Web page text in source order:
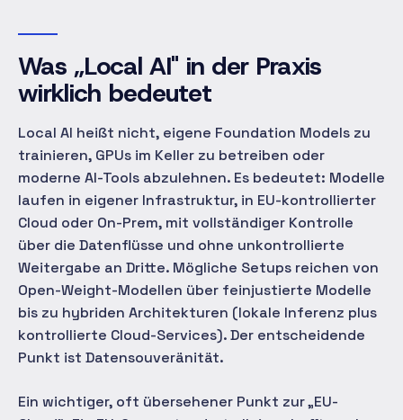
Was „Local AI" in der Praxis
wirklich bedeutet
Local AI heißt nicht, eigene Foundation Models zu
trainieren, GPUs im Keller zu betreiben oder
moderne AI-Tools abzulehnen. Es bedeutet: Modelle
laufen in eigener Infrastruktur, in EU-kontrollierter
Cloud oder On-Prem, mit vollständiger Kontrolle
über die Datenflüsse und ohne unkontrollierte
Weitergabe an Dritte. Mögliche Setups reichen von
Open-Weight-Modellen über feinjustierte Modelle
bis zu hybriden Architekturen (lokale Inferenz plus
kontrollierte Cloud-Services). Der entscheidende
Punkt ist Datensouveränität.
Ein wichtiger, oft übersehener Punkt zur „EU-